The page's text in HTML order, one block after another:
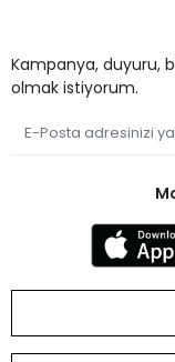
Kampanya, duyuru,
olmak istiyorum.